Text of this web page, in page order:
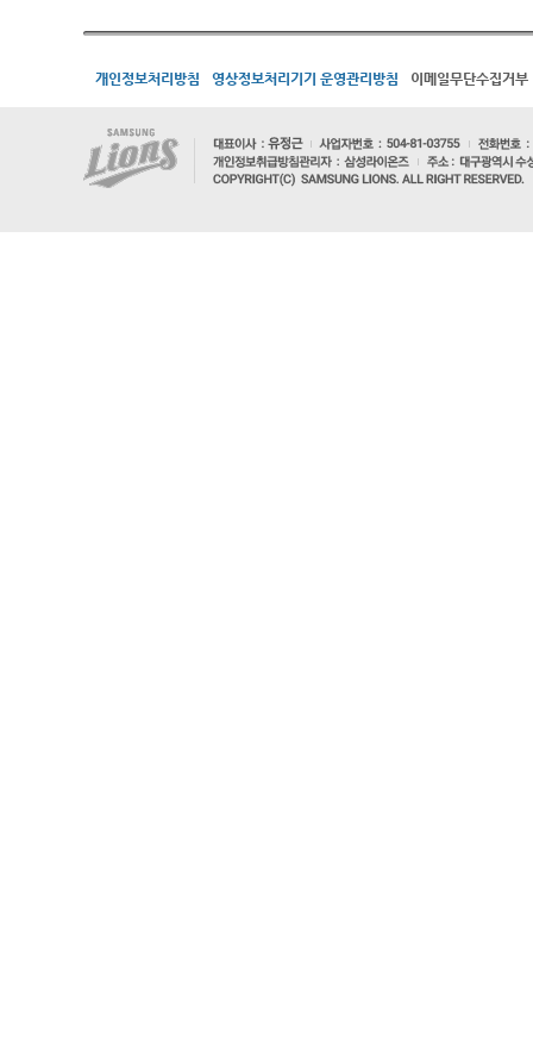
개인정보처리방침 영상정보처리기기 운영관리방침 이메일무단수집거부